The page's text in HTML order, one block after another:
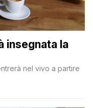
insegnata la
nel vivo a partire